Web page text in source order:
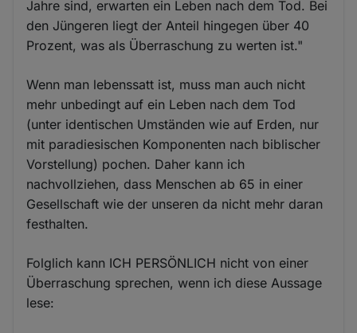
Jahre sind, erwarten ein Leben nach dem Tod. Bei
den Jüngeren liegt der Anteil hingegen über 40
Prozent, was als Überraschung zu werten ist."
Wenn man lebenssatt ist, muss man auch nicht
mehr unbedingt auf ein Leben nach dem Tod
(unter identischen Umständen wie auf Erden, nur
mit paradiesischen Komponenten nach biblischer
Vorstellung) pochen. Daher kann ich
nachvollziehen, dass Menschen ab 65 in einer
Gesellschaft wie der unseren da nicht mehr daran
festhalten.
Folglich kann ICH PERSÖNLICH nicht von einer
Überraschung sprechen, wenn ich diese Aussage
lese: